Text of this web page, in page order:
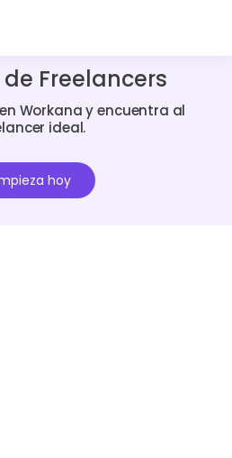
Freelancers
Workana y encuentra al
ideal.
hoy